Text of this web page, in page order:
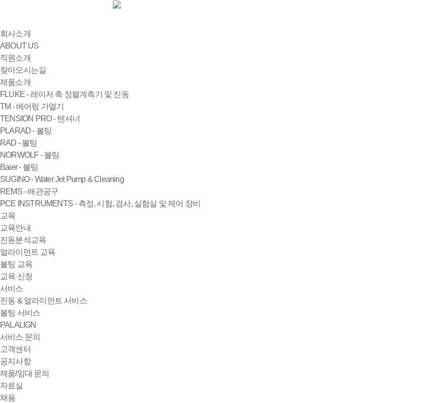
회사소개
ABOUT US
직원소개
찾아오시는길
제품소개
FLUKE - 레이저 축 정렬계측기 및 진동
TM - 베어링 가열기
TENSION PRO - 텐셔너
PLARAD - 볼팅
RAD - 볼팅
NORWOLF - 볼팅
Baier - 볼팅
SUGINO - Water Jet Pump & Cleaning
REMS - 배관공구
PCE INSTRUMENTS - 측정, 시험, 검사, 실험실 및 제어 장비
교육
교육안내
진동분석교육
얼라이먼트 교육
볼팅 교육
교육 신청
서비스
진동 & 얼라이먼트 서비스
볼팅 서비스
PALALIGN
서비스 문의
고객센터
공지사항
제품/임대 문의
자료실
채용